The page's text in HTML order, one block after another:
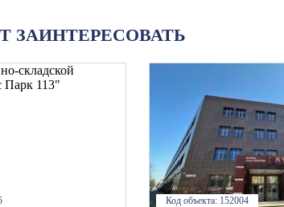
ЗАИНТЕРЕСОВАТЬ
Код объекта: 152004